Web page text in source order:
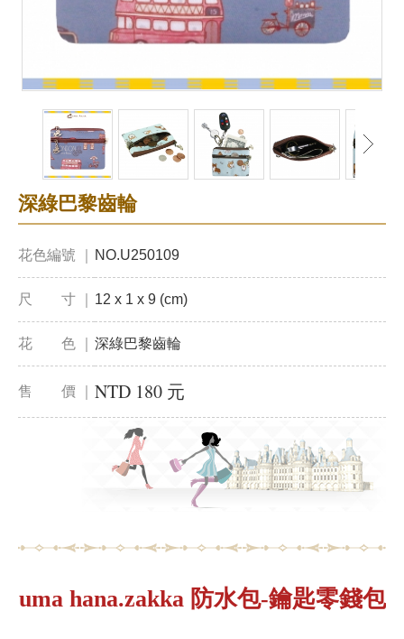
深綠巴黎齒輪
花色編號 ｜ NO.U250109
尺 寸 ｜ 12 x 1 x 9 (cm)
花 色 ｜ 深綠巴黎齒輪
售 價 ｜ NTD 180 元
uma hana.zakka 防水包-鑰匙零錢包